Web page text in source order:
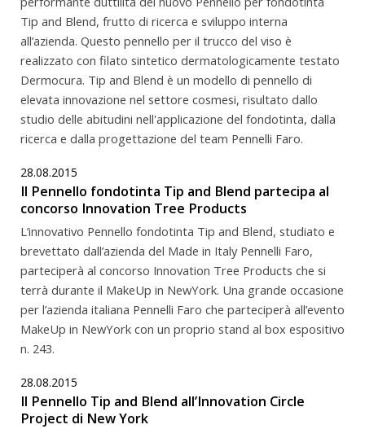
Tip and Blend, frutto di ricerca e sviluppo interna
all’azienda. Questo pennello per il trucco del viso è
realizzato con filato sintetico dermatologicamente testato
Dermocura. Tip and Blend è un modello di pennello di
elevata innovazione nel settore cosmesi, risultato dallo
studio delle abitudini nell'applicazione del fondotinta, dalla
ricerca e dalla progettazione del team Pennelli Faro.
28.08.2015
Il Pennello fondotinta Tip and Blend partecipa al
concorso Innovation Tree Products
L’innovativo Pennello fondotinta Tip and Blend, studiato e
brevettato dall’azienda del Made in Italy Pennelli Faro,
parteciperà al concorso Innovation Tree Products che si
terrà durante il MakeUp in NewYork. Una grande occasione
per l’azienda italiana Pennelli Faro che parteciperà all’evento
MakeUp in NewYork con un proprio stand al box espositivo
n. 243.
28.08.2015
Il Pennello Tip and Blend all’Innovation Circle
Project di New York